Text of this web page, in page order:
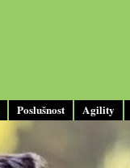
Poslušnost Agility